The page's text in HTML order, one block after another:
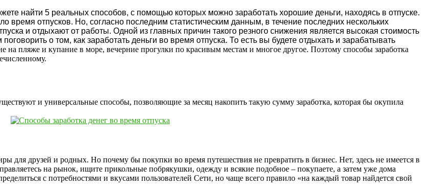
найти 5 реальных способов, с помощью которых можно заработать хорошие деньги, находясь в отпуске.
время отпусков. Но, согласно последним статистическим данным, в течение последних нескольких
и отдыхают от работы. Одной из главных причин такого резного снижения является высокая стоимость
о том, как заработать деньги во время отпуска. То есть вы будете отдыхать и зарабатывать
на пляже и купание в море, вечерние прогулки по красивым местам и многое другое. Поэтому способы заработка
и универсальные способы, позволяющие за месяц накопить такую сумму заработка, которая бы окупила
для друзей и родных. Но почему бы покупки во время путешествия не превратить в бизнес. Нет, здесь не имеется в
на рынок, ищите прикольные побрякушки, одежду и всякие подобное – покупаете, а затем уже дома
с потребностями и вкусами пользователей Сети, но чаще всего правило «на каждый товар найдется свой